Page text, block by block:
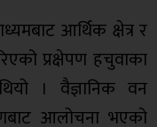
आर्थिक क्षेत्र र
प्रक्षेपण हचुवाका
। वैज्ञानिक वन
आलोचना भएको